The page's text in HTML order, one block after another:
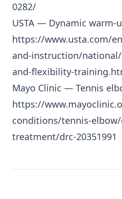
0282/
USTA — Dynamic
https://www.usta.com/
and-instruction/
and-flexibility-
Mayo Clinic — Tennis
https://
conditions/tennis-
treatment/drc-20351991